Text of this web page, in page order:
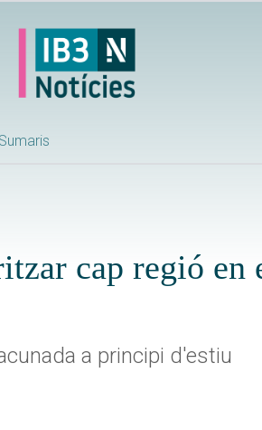
Sumaris
cap regió en
a principi d'estiu